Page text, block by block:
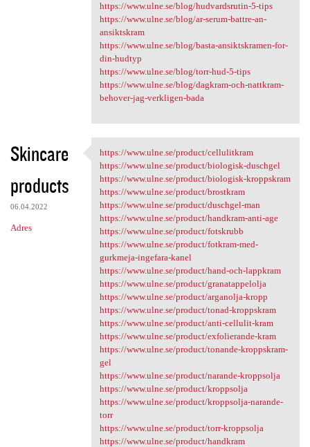
https://www.ulne.se/blog/hudvardsrutin-5-tips
https://www.ulne.se/blog/ar-serum-battre-an-
ansiktskram
https://www.ulne.se/blog/basta-ansiktskramen-for-
din-hudtyp
https://www.ulne.se/blog/torr-hud-5-tips
https://www.ulne.se/blog/dagkram-och-nattkram-
behover-jag-verkligen-bada
Skincare
products
06.04.2022
Adres
https://www.ulne.se/product
https://www.ulne.se/product/cellulitkram
https://www.ulne.se/product/biologisk-duschgel
https://www.ulne.se/product/biologisk-kroppskram
https://www.ulne.se/product/brostkram
https://www.ulne.se/product/duschgel-man
https://www.ulne.se/product/handkram-anti-age
https://www.ulne.se/product/fotskrubb
https://www.ulne.se/product/fotkram-med-
gurkmeja-ingefara-kanel
https://www.ulne.se/product/hand-och-lappkram
https://www.ulne.se/product/granatappelolja
https://www.ulne.se/product/arganolja-kropp
https://www.ulne.se/product/tonad-kroppskram
https://www.ulne.se/product/anti-cellulit-kram
https://www.ulne.se/product/exfolierande-kram
https://www.ulne.se/product/tonande-kroppskram-
gel
https://www.ulne.se/product/narande-kroppsolja
https://www.ulne.se/product/kroppsolja
https://www.ulne.se/product/kroppsolja-narande-
torr
https://www.ulne.se/product/torr-kroppsolja
https://www.ulne.se/product/handkram